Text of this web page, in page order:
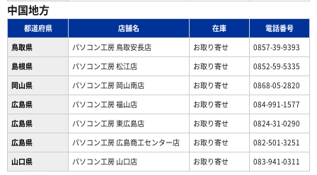
中国地方
都道府県 店舗名 在庫
電話番号
鳥取県
パソコン工房 鳥取安長店 お取り寄せ
0857-39-9393
島根県
パソコン工房 松江店 お取り寄せ
0852-59-5335
岡山県
パソコン工房 岡山南店 お取り寄せ
0868-05-2820
広島県
パソコン工房 福山店 お取り寄せ
084-991-1577
広島県
パソコン工房 東広島店 お取り寄せ
0824-31-0290
広島県
パソコン工房 広島商工センター店 お取り寄せ
082-501-3251
山口県
パソコン工房 山口店 お取り寄せ 083-941-0311